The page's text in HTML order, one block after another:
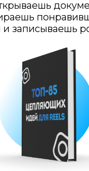
проекты
изначально
обмане и введение
людей, то я тебе
за собой право в
поднять
убрать продукт